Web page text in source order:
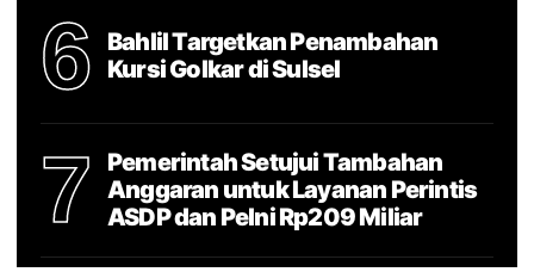
6
Bahlil Targetkan Penambahan
Kursi Golkar di Sulsel
7
Pemerintah Setujui Tambahan
Anggaran untuk Layanan Perintis
ASDP dan Pelni Rp209 Miliar